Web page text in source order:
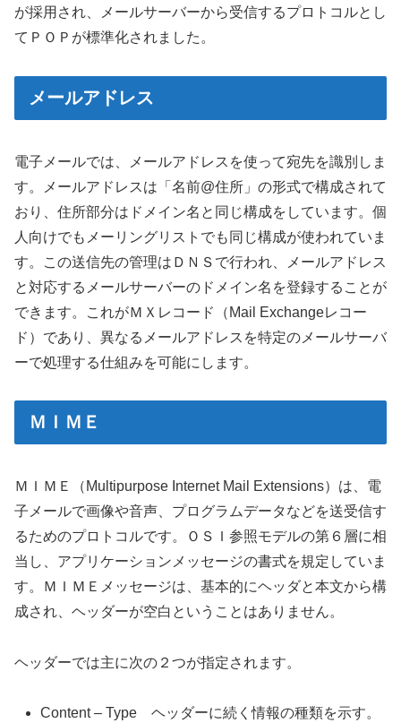
が採用され、メールサーバーから受信するプロトコルとし
てＰＯＰが標準化されました。
メールアドレス
電子メールでは、メールアドレスを使って宛先を識別しま
す。メールアドレスは「名前@住所」の形式で構成されて
おり、住所部分はドメイン名と同じ構成をしています。個
人向けでもメーリングリストでも同じ構成が使われていま
す。この送信先の管理はＤＮＳで行われ、メールアドレス
と対応するメールサーバーのドメイン名を登録することが
できます。これがＭＸレコード（Mail Exchangeレコー
ド）であり、異なるメールアドレスを特定のメールサーバ
ーで処理する仕組みを可能にします。
ＭＩＭＥ
ＭＩＭＥ（Multipurpose Internet Mail Extensions）は、電
子メールで画像や音声、プログラムデータなどを送受信す
るためのプロトコルです。ＯＳＩ参照モデルの第６層に相
当し、アプリケーションメッセージの書式を規定していま
す。ＭＩＭＥメッセージは、基本的にヘッダと本文から構
成され、ヘッダーが空白ということはありません。
ヘッダーでは主に次の２つが指定されます。
Content – Type ヘッダーに続く情報の種類を示す。